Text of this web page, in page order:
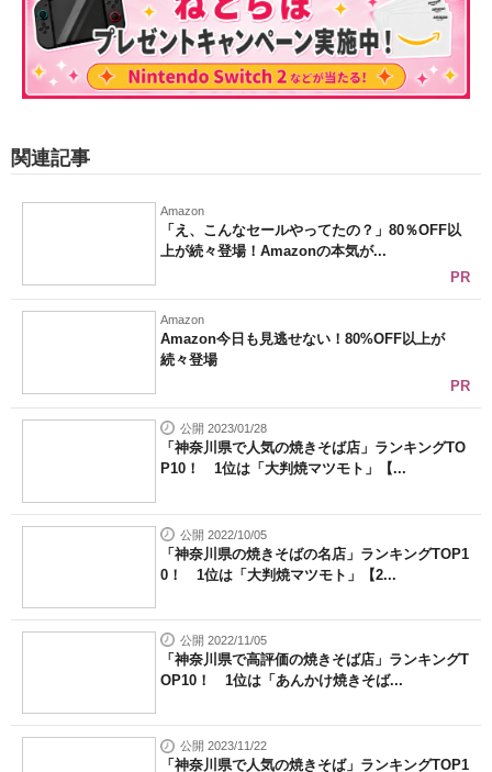
関連記事
Amazon
「え、こんなセールやってたの？」80％OFF以
上が続々登場！Amazonの本気が...
PR
Amazon
Amazon今日も見逃せない！80%OFF以上が
続々登場
PR
公開 2023/01/28
「神奈川県で人気の焼きそば店」ランキングTO
P10！ 1位は「大判焼マツモト」【...
公開 2022/10/05
「神奈川県の焼きそばの名店」ランキングTOP1
0！ 1位は「大判焼マツモト」【2...
公開 2022/11/05
「神奈川県で高評価の焼きそば店」ランキングT
OP10！ 1位は「あんかけ焼きそば...
公開 2023/11/22
「神奈川県で人気の焼きそば」ランキングTOP1